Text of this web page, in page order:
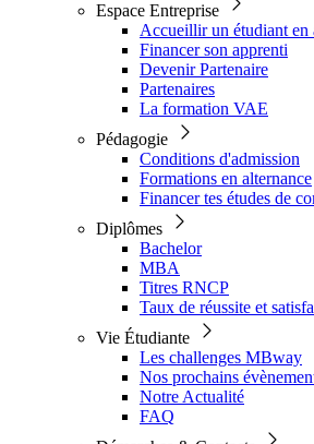
Espace Entreprise
Accueillir un étudiant en
Financer son apprenti
Devenir Partenaire
Partenaires
La formation VAE
Pédagogie
Conditions d'admission
Formations en alternance
Financer tes études de
Diplômes
Bachelor
MBA
Titres RNCP
Taux de réussite et
Vie Étudiante
Les challenges MBway
Nos prochains
Notre Actualité
FAQ